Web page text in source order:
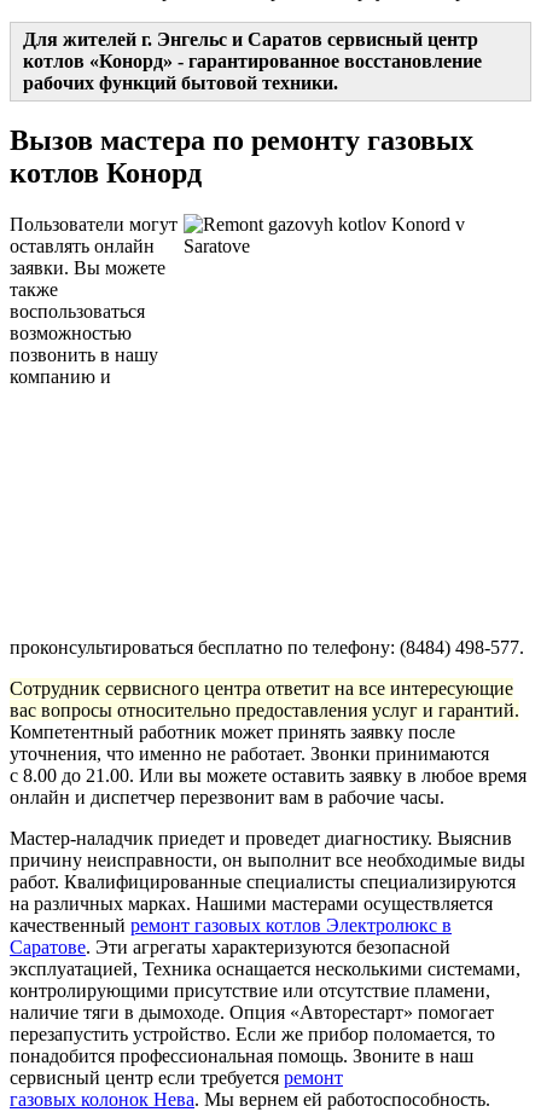
Для жителей г. Энгельс и Саратов сервисный центр
котлов «Конорд» - гарантированное восстановление
рабочих функций бытовой техники.
Вызов мастера по ремонту газовых
котлов Конорд
Пользователи могут
оставлять онлайн
заявки. Вы можете
также
воспользоваться
возможностью
позвонить в нашу
компанию и
проконсультироваться бесплатно по телефону: (8484) 498-577.
Сотрудник сервисного центра ответит на все интересующие
вас вопросы относительно предоставления услуг и гарантий.
Компетентный работник может принять заявку после
уточнения, что именно не работает. Звонки принимаются
с 8.00 до 21.00. Или вы можете оставить заявку в любое время
онлайн и диспетчер перезвонит вам в рабочие часы.
Мастер-наладчик приедет и проведет диагностику. Выяснив
причину неисправности, он выполнит все необходимые виды
работ. Квалифицированные специалисты специализируются
на различных марках. Нашими мастерами осуществляется
качественный ремонт газовых котлов Электролюкс в
Саратове. Эти агрегаты характеризуются безопасной
эксплуатацией, Техника оснащается несколькими системами,
контролирующими присутствие или отсутствие пламени,
наличие тяги в дымоходе. Опция «Авторестарт» помогает
перезапустить устройство. Если же прибор поломается, то
понадобится профессиональная помощь. Звоните в наш
сервисный центр если требуется ремонт
газовых колонок Нева. Мы вернем ей работоспособность.